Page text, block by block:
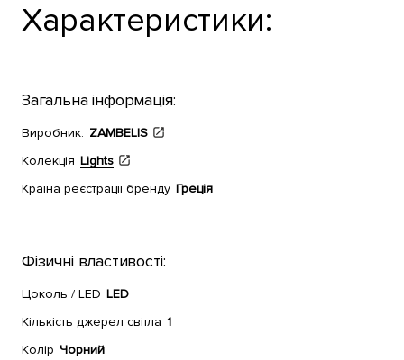
Характеристики:
Загальна інформація:
Виробник: ZAMBELIS
Колекція Lights
Країна реєстрації бренду Греція
Фізичні властивості:
Цоколь / LED LED
Кількість джерел світла 1
Колір Чорний